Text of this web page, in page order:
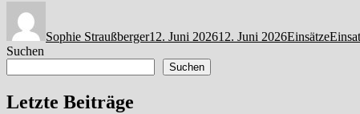
Sophie Straußberger12. Juni 202612. Juni 2026Einsätze
Suchen
Suchen
Letzte Beiträge